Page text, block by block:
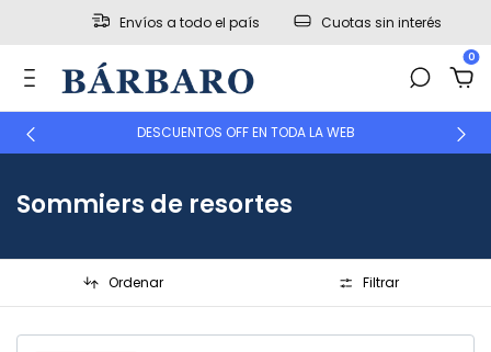
Envíos a todo el país Cuotas sin interés
0
DESCUENTOS OFF EN TODA LA WEB
Sommiers de resortes
Ordenar Filtrar